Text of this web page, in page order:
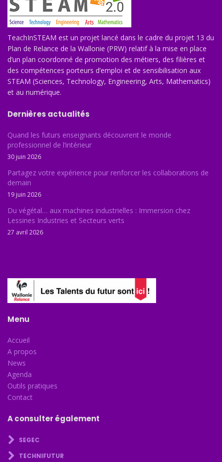
TeachInSTEAM est un projet lancé dans le cadre du projet 13 du
Plan de Relance de la Wallonie (PRW) relatif à la mise en place
d’un plan coordonné de promotion des métiers, des filières et
des compétences porteurs d’emploi et de sensibilisation aux
STEAM (Sciences, Technology, Engineering, Arts, Mathematics)
et au numérique.
Dernières actualités
Quand les futurs enseignants découvrent le monde
professionnel de l’intérieur
30 juin 2026
Partagez votre expérience pour renforcer les collaborations de
demain
19 juin 2026
Du végétal… aux machines industrielles : Immersion chez
Lessines Industries et Secteurs verts
27 avril 2026
Menu
Accueil
A propos
News
Agenda
Outils pratiques
Contact
A consulter également
SEGEC
TECHNIFUTUR